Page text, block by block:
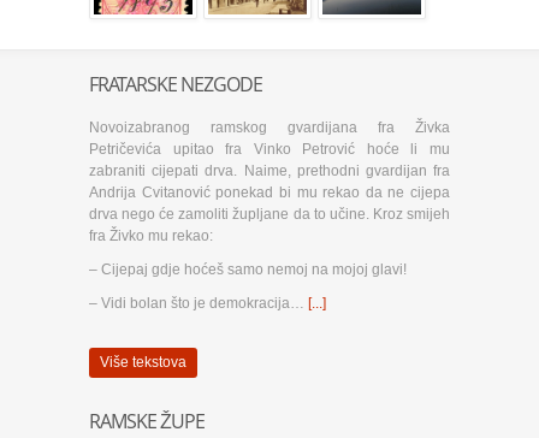
FRATARSKE NEZGODE
Novoizabranog ramskog gvardijana fra Živka
Petričevića upitao fra Vinko Petrović hoće li mu
zabraniti cijepati drva. Naime, prethodni gvardijan fra
Andrija Cvitanović ponekad bi mu rekao da ne cijepa
drva nego će zamoliti župljane da to učine. Kroz smijeh
fra Živko mu rekao:
– Cijepaj gdje hoćeš samo nemoj na mojoj glavi!
– Vidi bolan što je demokracija… [...]
Više tekstova
RAMSKE ŽUPE